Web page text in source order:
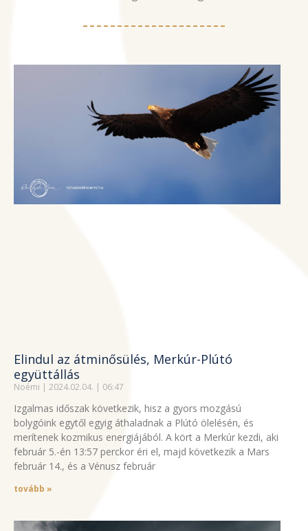
Elindul az átminősülés, Merkúr-Plútó
együttállás
Noémi 2024.02.04. 06:47
Izgalmas időszak következik, hisz a gyors mozgású
bolygóink egytől egyig áthaladnak a Plútó ölelésén, és
merítenek kozmikus energiájából. A kört a Merkúr kezdi, aki
február 5.-én 13:57 perckor éri el, majd következik a Mars
február 14., és a Vénusz február
tovább »